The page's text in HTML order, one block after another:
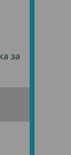
за